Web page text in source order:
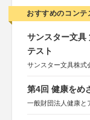
おすすめのコンテ
サンスター文具
テスト
サンスター文具株式
第4回 健康をめ
一般財団法人健康と